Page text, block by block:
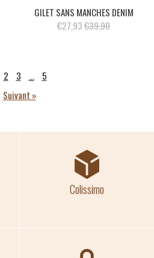
GILET SANS MANCHES DENIM
€27,93€39,90
2 3 …
5
Suivant »
Colissimo